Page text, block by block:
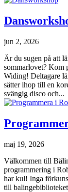
jun 2, 2026
Är du sugen på att
sommarlovet? Kom
Widing! Deltagare
sätter ihop till en
svängig disco och...
maj 19, 2026
Välkommen till
programmering i
har kul! Inga
till